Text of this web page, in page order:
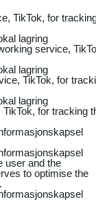
TikTok, for
lagring
service,
lagring
TikTok, for
lagring
for tracking
user and the
to optimise the